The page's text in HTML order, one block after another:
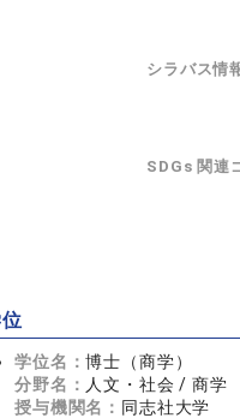
シラバス情
SDGs 関連
学位名：博士（商学）
分野名： 人文・社会 / 商学
授与機関名： 同志社大学